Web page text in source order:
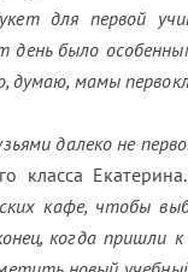
для первой
день было
думаю, мамы
далеко не
класса Екатерина.
кафе, чтобы
когда пришли